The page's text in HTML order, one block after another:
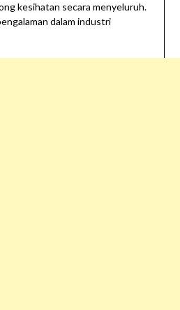
kesihatan secara menyeluruh.
dalam industri